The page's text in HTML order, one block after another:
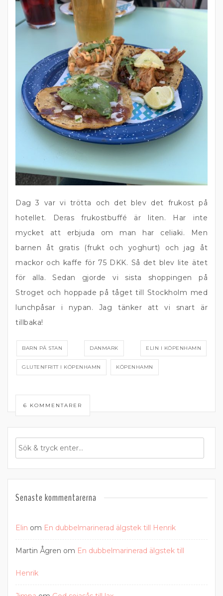
Dag 3 var vi trötta och det blev det frukost på
hotellet. Deras frukostbuffé är liten. Har inte
mycket att erbjuda om man har celiaki. Men
barnen åt gratis (frukt och yoghurt) och jag åt
mackor och kaffe för 75 DKK. Så det blev lite ätet
för alla. Sedan gjorde vi sista shoppingen på
Stroget och hoppade på tåget till Stockholm med
lunchpåsar i nypan. Jag tänker att vi snart är
tillbaka!
BARN PÅ STAN DANMARK ELIN I KÖPENHAMN
GLUTENFRITT I KÖPENHAMN KÖPENHAMN
6 KOMMENTARER
Senaste kommentarerna
Elin om En dubbelmarinerad älgstek till Henrik
Martin Ågren om En dubbelmarinerad älgstek till
Henrik